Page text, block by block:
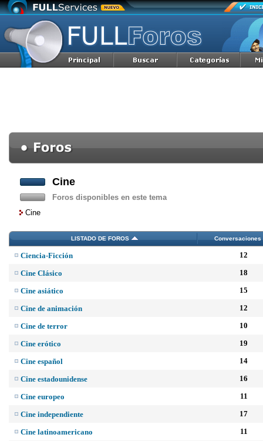
Cine
Foros disponibles en este tema
Cine
LISTADO DE FOROS Conversaciones
Ciencia-Ficción 12
Cine Clásico 18
Cine asiático 15
Cine de animación 12
Cine de terror 10
Cine erótico 19
Cine español 14
Cine estadounidense 16
Cine europeo 11
Cine independiente 17
Cine latinoamericano 11